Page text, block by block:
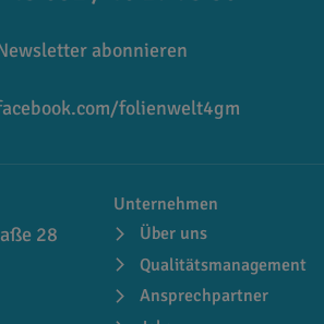
abonnieren
folienwelt4gm
28
Unternehmen
Über uns
Qualitätsmanagement
Ansprechpartner